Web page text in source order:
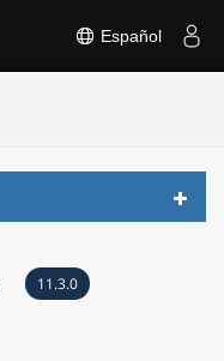
Español
11.3.0